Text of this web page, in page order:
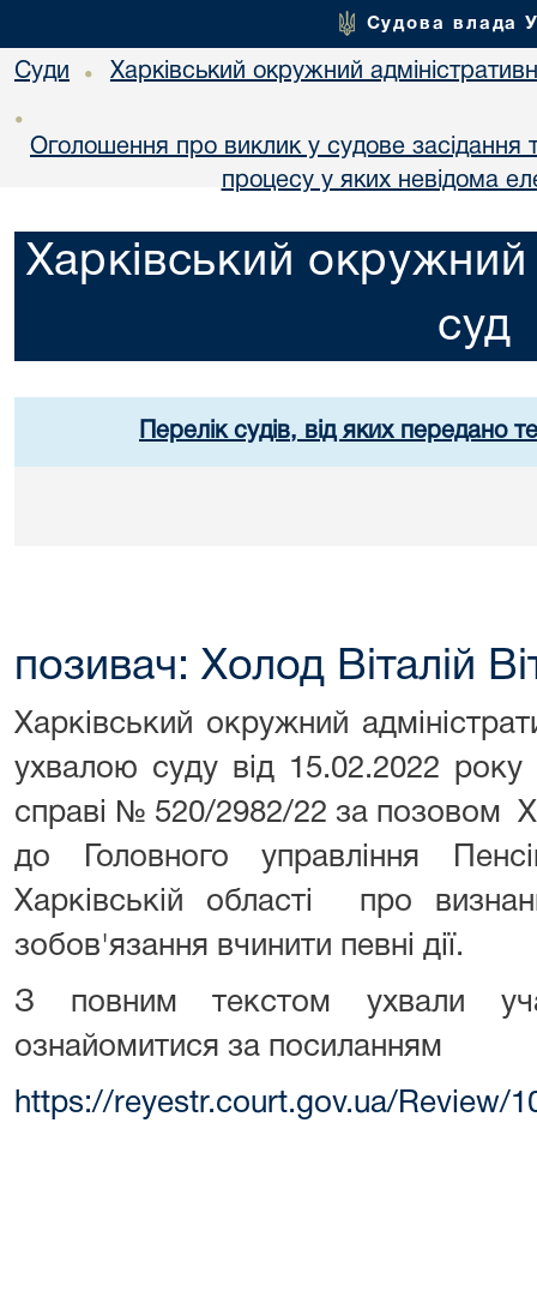
Судова влада
Суди • Харківський окружний
•
Оголошення про виклик у судове засідання
процесу у яких невідома
Харківський окружний
суд
Перелік судів, від яких передано
позивач: Холод Віталій
Харківський окружний
ухвалою суду від 15.02.2022
справі № 520/2982/22 за позовом
до Головного управління
Харківській області про
зобов'язання вчинити певні дії.
З повним текстом ухвали
ознайомитися за посиланням
https://reyestr.court.gov.ua/Review/